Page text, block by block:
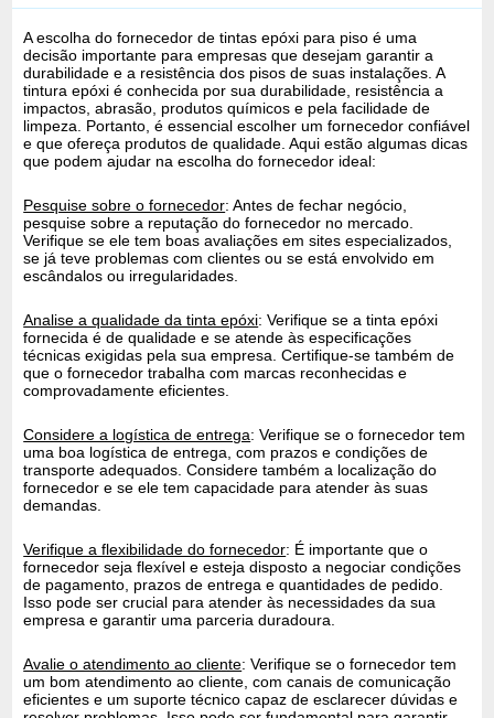
A escolha do fornecedor de tintas epóxi para piso é uma
decisão importante para empresas que desejam garantir a
durabilidade e a resistência dos pisos de suas instalações. A
tintura epóxi é conhecida por sua durabilidade, resistência a
impactos, abrasão, produtos químicos e pela facilidade de
limpeza. Portanto, é essencial escolher um fornecedor confiável
e que ofereça produtos de qualidade. Aqui estão algumas dicas
que podem ajudar na escolha do fornecedor ideal:
Pesquise sobre o fornecedor: Antes de fechar negócio,
pesquise sobre a reputação do fornecedor no mercado.
Verifique se ele tem boas avaliações em sites especializados,
se já teve problemas com clientes ou se está envolvido em
escândalos ou irregularidades.
Analise a qualidade da tinta epóxi: Verifique se a tinta epóxi
fornecida é de qualidade e se atende às especificações
técnicas exigidas pela sua empresa. Certifique-se também de
que o fornecedor trabalha com marcas reconhecidas e
comprovadamente eficientes.
Considere a logística de entrega: Verifique se o fornecedor tem
uma boa logística de entrega, com prazos e condições de
transporte adequados. Considere também a localização do
fornecedor e se ele tem capacidade para atender às suas
demandas.
Verifique a flexibilidade do fornecedor: É importante que o
fornecedor seja flexível e esteja disposto a negociar condições
de pagamento, prazos de entrega e quantidades de pedido.
Isso pode ser crucial para atender às necessidades da sua
empresa e garantir uma parceria duradoura.
Avalie o atendimento ao cliente: Verifique se o fornecedor tem
um bom atendimento ao cliente, com canais de comunicação
eficientes e um suporte técnico capaz de esclarecer dúvidas e